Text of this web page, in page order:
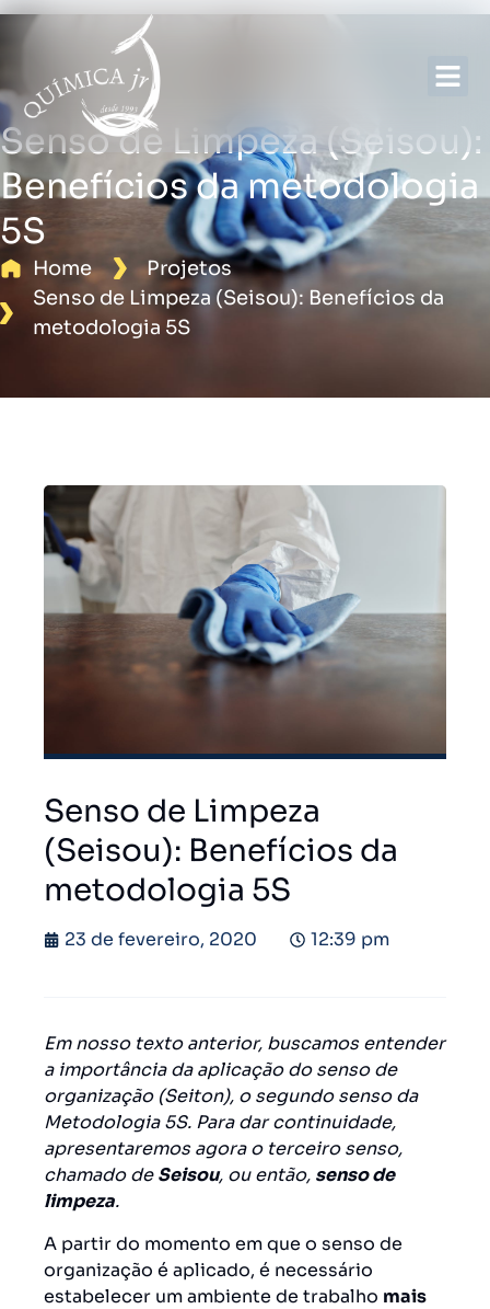
Senso de Limpeza (Seisou):
Benefícios da metodologia
5S
Home
Projetos
Senso de Limpeza (Seisou): Benefícios da
metodologia 5S
Senso de Limpeza
(Seisou): Benefícios da
metodologia 5S
23 de fevereiro, 2020 12:39 pm
Em nosso texto anterior, buscamos entender
a importância da aplicação do senso de
organização (Seiton), o segundo senso da
Metodologia 5S. Para dar continuidade,
apresentaremos agora o terceiro senso,
chamado deSeisou, ou então, senso de
limpeza.
A partir do momento em que o senso de
organização é aplicado, é necessário
estabelecer um ambiente de trabalho mais